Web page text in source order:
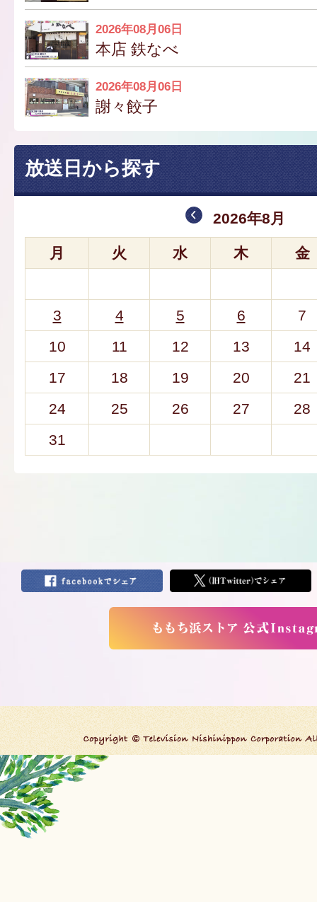
2026年08月06日
本店 鉄なべ
2026年08月06日
謝々餃子
放送日から探す
2026年8月
月 火 水 木 金
3 4 5 6
7
10
11 12 13
14
17
18 19 20
21
24
25 26 27
28
31